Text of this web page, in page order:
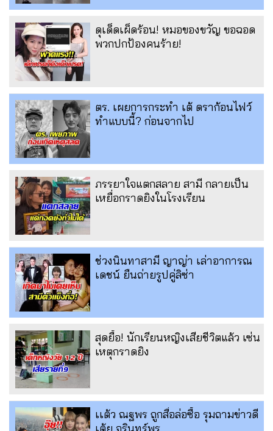
ดุเด็ดเผ็ดร้อน! หมอของขวัญ ขอฉอด
พวกปกป้องคนร้าย!
ตร. เผยการกระทำ เต้ ดราก้อนไฟว์
ทำแบบนี้? ก่อนจากไป
ภรรยาใจแตกสลาย สามี กลายเป็น
เหยื่อกราดยิงในโรงเรียน
ช่วงนินทาสามี ญาญ่า เล่าอาการณ
เดชน์ ยืนถ่ายรูปคู่ลิซ่า
สุดยื้อ! นักเรียนหญิงเสียชีวิตแล้ว เซ่น
เหตุกราดยิง
เเต้ว ณฐพร ถูกสื่อล่อซื้อ รุมถามข่าวดี
เต้ย จรินทร์พร